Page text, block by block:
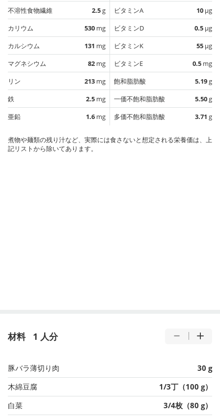
不溶性食物繊維
2.5g
カリウム
530 mg
カルシウム
131 mg
マグネシウム
82 mg
リン
213 mg
鉄
2.5 mg
亜鉛
1.6 mg
ビタミンA
10 µg
ビタミンD
0.5 µg
ビタミンK
55 µg
ビタミンE
0.5 mg
飽和脂肪酸
5.19g
一価不飽和脂肪酸
5.50g
多価不飽和脂肪酸
3.71 g
煮物や麺類の残り汁など、実際には食さないと想定される栄養価は、上
記リストから除いてあります。
材料 1 人分
豚バラ薄切り肉
30 g
木綿豆腐
1/3丁（100 g）
白菜
3/4枚（80 g）